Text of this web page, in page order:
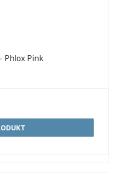
Phlox Pink